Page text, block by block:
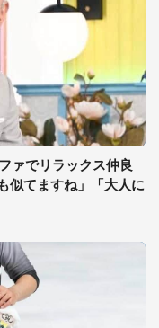
ァでリラックス仲良
似てますね」「大人に